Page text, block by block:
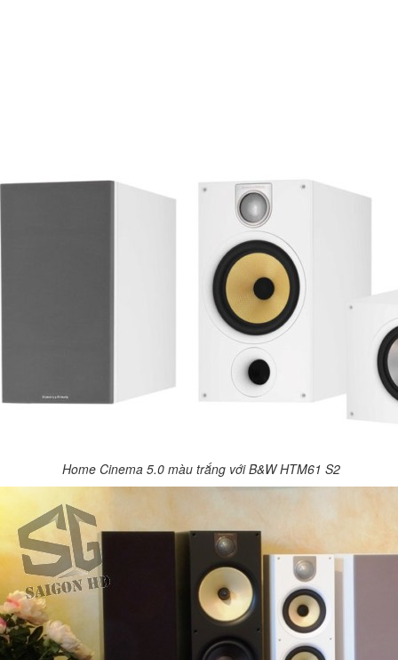
Home Cinema 5.0 màu trắng với B&W HTM61 S2